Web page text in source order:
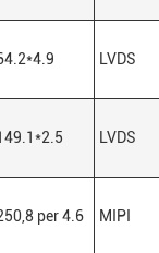
LVDS
LVDS
per 4.6 MIPI